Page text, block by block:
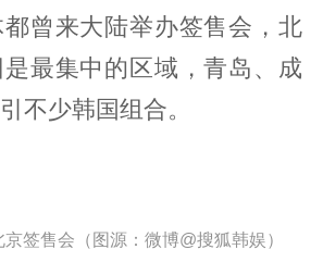
曾来大陆举办签售会，北
最集中的区域，青岛、成
不少韩国组合。
签售会（图源：微博@搜狐韩娱）